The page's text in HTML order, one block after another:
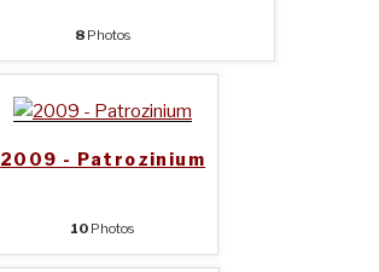
8 Photos
2009 - Patrozinium
10 Photos